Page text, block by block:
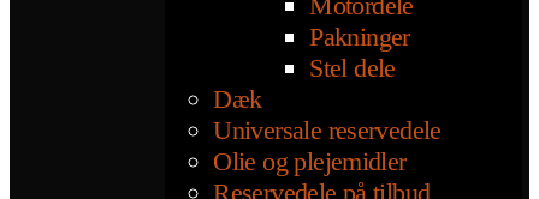
Pakninger
Stel dele
Dæk
Universale reservedele
Olie og plejemidler
Reservedele på tilbud